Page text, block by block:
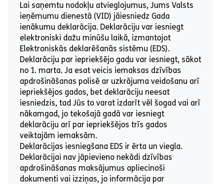
Lai saņemtu nodokļu atvieglojumus, Jums Valsts
ieņēmumu dienestā (VID) jāiesniedz Gada
ienākumu deklarācija. Deklarāciju var iesniegt
elektroniski dažu minūšu laikā, izmantojot
Elektroniskās deklarēšanās sistēmu (EDS).
Deklarāciju par iepriekšējo gadu var iesniegt, sākot
no 1. marta. Ja esat veicis iemaksas dzīvības
apdrošināšanas polisē ar uzkrājuma veidošanu arī
iepriekšējos gados, bet deklarāciju neesat
iesniedzis, tad Jūs to varat izdarīt vēl šogad vai arī
nākamgad, jo tekošajā gadā var iesniegt
deklarāciju arī par iepriekšējos trīs gados
veiktajām iemaksām.
Deklarācijas iesniegšana EDS ir ērta un viegla.
Deklarācijai nav jāpievieno nekādi dzīvības
apdrošināšanas maksājumus apliecinoši
dokumenti vai izziņas, jo informācija par